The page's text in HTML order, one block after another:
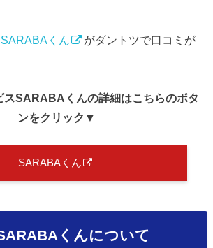
SARABAくん
がダントツで口コミが
スSARABAくんの詳細はこちらのボタ
ンをクリック ▼
SARABAくん
くんについて